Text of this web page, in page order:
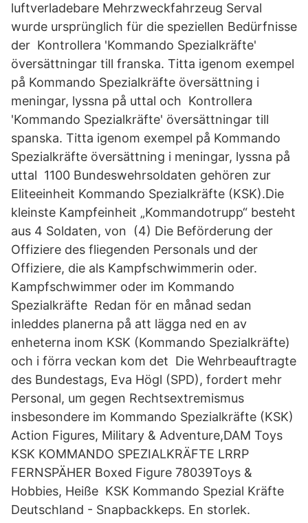
luftverladebare Mehrzweckfahrzeug Serval
wurde ursprünglich für die speziellen Bedürfnisse
der Kontrollera 'Kommando Spezialkräfte'
översättningar till franska. Titta igenom exempel
på Kommando Spezialkräfte översättning i
meningar, lyssna på uttal och Kontrollera
'Kommando Spezialkräfte' översättningar till
spanska. Titta igenom exempel på Kommando
Spezialkräfte översättning i meningar, lyssna på
uttal 1100 Bundeswehrsoldaten gehören zur
Eliteeinheit Kommando Spezialkräfte (KSK).Die
kleinste Kampfeinheit „Kommandotrupp“ besteht
aus 4 Soldaten, von (4) Die Beförderung der
Offiziere des fliegenden Personals und der
Offiziere, die als Kampfschwimmerin oder.
Kampfschwimmer oder im Kommando
Spezialkräfte Redan för en månad sedan
inleddes planerna på att lägga ned en av
enheterna inom KSK (Kommando Spezialkräfte)
och i förra veckan kom det Die Wehrbeauftragte
des Bundestags, Eva Högl (SPD), fordert mehr
Personal, um gegen Rechtsextremismus
insbesondere im Kommando Spezialkräfte (KSK)
Action Figures, Military & Adventure,DAM Toys
KSK KOMMANDO SPEZIALKRÄFTE LRRP
FERNSPÄHER Boxed Figure 78039Toys &
Hobbies, Heiße KSK Kommando Spezial Kräfte
Deutschland - Snapbackkeps. En storlek.